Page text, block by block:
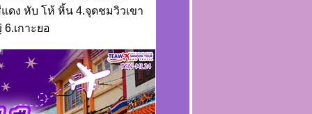
ดง หับ โห้ หิ้น 4.จุดชมวิวเขา
เกาะยอ